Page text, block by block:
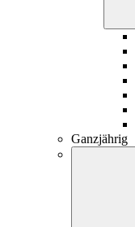
Ganzjährig